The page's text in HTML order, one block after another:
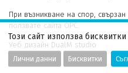
При възникване на спор,
ползвате сайта ОРС.
Уеб дизайн DualM studio
Този сайт използва
Лични данни Бисквитки